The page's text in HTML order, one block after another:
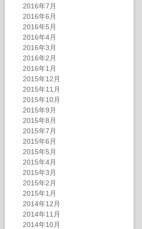
2016年7月
2016年6月
2016年5月
2016年4月
2016年3月
2016年2月
2016年1月
2015年12月
2015年11月
2015年10月
2015年9月
2015年8月
2015年7月
2015年6月
2015年5月
2015年4月
2015年3月
2015年2月
2015年1月
2014年12月
2014年11月
2014年10月